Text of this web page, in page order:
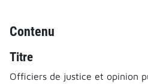
Contenu
Titre
Officiers de justice et opinion